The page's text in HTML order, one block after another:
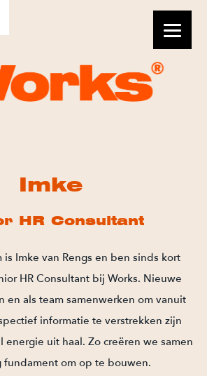
Imke
HR Consultant
is Imke van Rengs en ben sinds kort
HR Consultant bij Works. Nieuwe
en als team samenwerken om vanuit
informatie te verstrekken zijn
energie uit haal. Zo creëren we samen
fundament om op te bouwen.